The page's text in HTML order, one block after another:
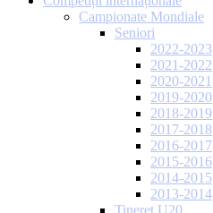
Campionate Mondiale
Seniori
2022-2023
2021-2022
2020-2021
2019-2020
2018-2019
2017-2018
2016-2017
2015-2016
2014-2015
2013-2014
Tineret U20